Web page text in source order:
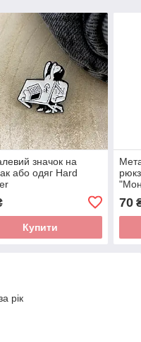
значок на
або одяг Hard
Купити
70
рік